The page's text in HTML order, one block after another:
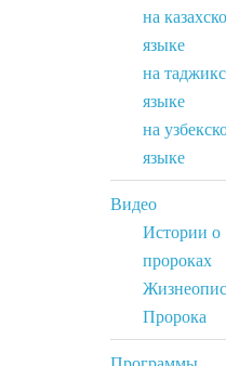
на
языке
на
языке
на
языке
Видео
Истории о
пророках
Пророка